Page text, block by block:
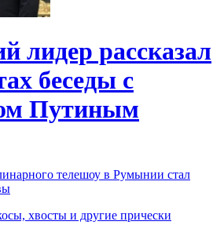
лидер рассказал
беседы с
Путиным
телешоу в Румынии стал
хвосты и другие прически